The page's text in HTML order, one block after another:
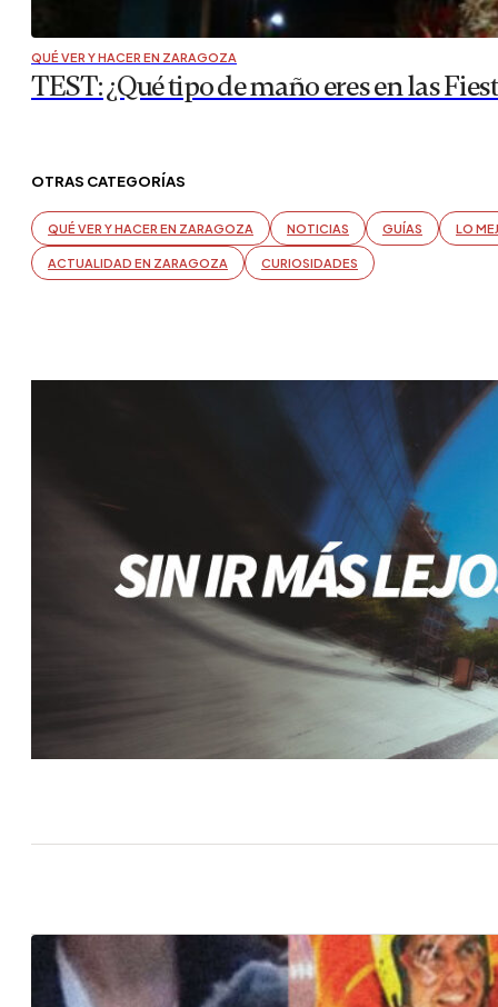
QUÉ VER Y HACER EN ZARAGOZA
TEST: ¿Qué tipo de maño eres en las
OTRAS CATEGORÍAS
QUÉ VER Y HACER EN ZARAGOZA NOTICIAS GUÍAS LO
ACTUALIDAD EN ZARAGOZA CURIOSIDADES